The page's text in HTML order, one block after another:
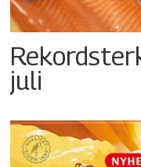
juli